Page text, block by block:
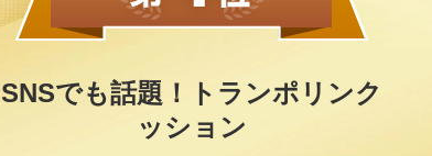
SNSでも話題！トランポリンク
ッション